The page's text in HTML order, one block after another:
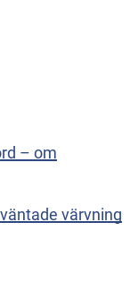
– om
värvning